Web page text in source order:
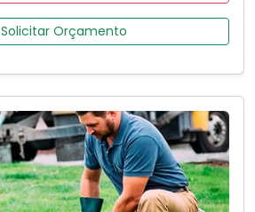
Solicitar Orçamento